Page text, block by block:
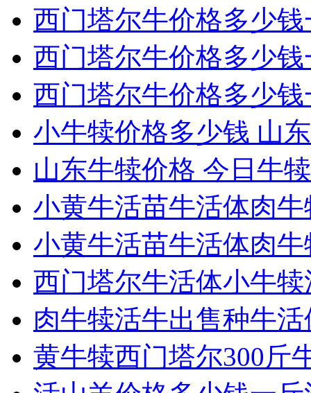
西门塔尔牛价格多少
西门塔尔牛价格多少
西门塔尔牛价格多少
小牛犊价格多少钱 山
山东牛犊价格 今日牛
小黄牛活苗牛活体肉
小黄牛活苗牛活体肉
西门塔尔牛活体小牛
肉牛犊活牛出售种牛
黄牛犊西门塔尔300斤